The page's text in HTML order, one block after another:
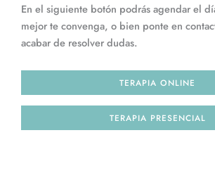
En el siguiente botón podrás agendar el
mejor te convenga, o bien ponte en
acabar de resolver dudas.
TERAPIA ONLINE
TERAPIA PRESENCIAL